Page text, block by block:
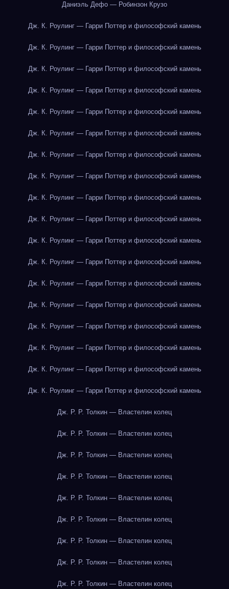
Даниэль Дефо — Робинзон Крузо
Дж. К. Роулинг — Гарри Поттер и философский камень
Дж. К. Роулинг — Гарри Поттер и философский камень
Дж. К. Роулинг — Гарри Поттер и философский камень
Дж. К. Роулинг — Гарри Поттер и философский камень
Дж. К. Роулинг — Гарри Поттер и философский камень
Дж. К. Роулинг — Гарри Поттер и философский камень
Дж. К. Роулинг — Гарри Поттер и философский камень
Дж. К. Роулинг — Гарри Поттер и философский камень
Дж. К. Роулинг — Гарри Поттер и философский камень
Дж. К. Роулинг — Гарри Поттер и философский камень
Дж. К. Роулинг — Гарри Поттер и философский камень
Дж. К. Роулинг — Гарри Поттер и философский камень
Дж. К. Роулинг — Гарри Поттер и философский камень
Дж. К. Роулинг — Гарри Поттер и философский камень
Дж. К. Роулинг — Гарри Поттер и философский камень
Дж. К. Роулинг — Гарри Поттер и философский камень
Дж. К. Роулинг — Гарри Поттер и философский камень
Дж. К. Роулинг — Гарри Поттер и философский камень
Дж. Р. Р. Толкин — Властелин колец
Дж. Р. Р. Толкин — Властелин колец
Дж. Р. Р. Толкин — Властелин колец
Дж. Р. Р. Толкин — Властелин колец
Дж. Р. Р. Толкин — Властелин колец
Дж. Р. Р. Толкин — Властелин колец
Дж. Р. Р. Толкин — Властелин колец
Дж. Р. Р. Толкин — Властелин колец
Дж. Р. Р. Толкин — Властелин колец